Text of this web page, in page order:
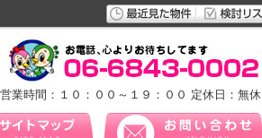
営業時間：１０：００～１９：００ 定休日：無休